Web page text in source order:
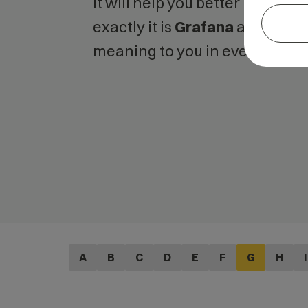
exactly it is Grafana and what
meaning to you in everyday
A B C D E F G H I